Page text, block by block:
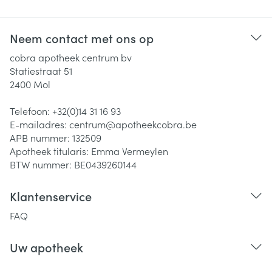
Neem contact met ons op
cobra apotheek centrum bv
Statiestraat 51
2400 Mol
Telefoon: +32(0)14 31 16 93
E-mailadres: centrum@apotheekcobra.be
APB nummer: 132509
Apotheek titularis: Emma Vermeylen
BTW nummer: BE0439260144
Klantenservice
FAQ
Uw apotheek